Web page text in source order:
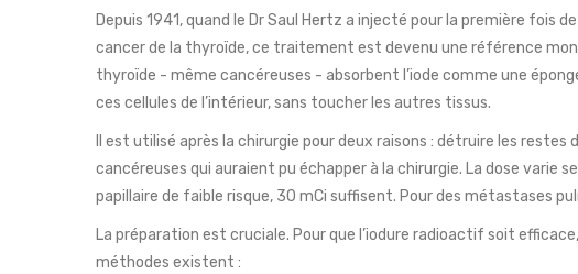
Depuis 1941, quand le Dr Saul Hertz a injecté pour la première fois
cancer de la thyroïde, ce traitement est devenu une référence
thyroïde - même cancéreuses - absorbent l’iode comme une
ces cellules de l’intérieur, sans toucher les autres tissus.
Il est utilisé après la chirurgie pour deux raisons : détruire les
cancéreuses qui auraient pu échapper à la chirurgie. La dose varie
papillaire de faible risque, 30 mCi suffisent. Pour des métastases
La préparation est cruciale. Pour que l’iodure radioactif soit
méthodes existent :